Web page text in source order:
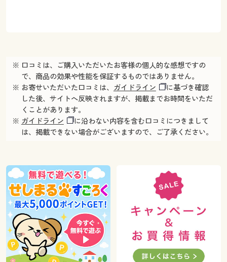
※ 口コミは、ご購入いただいたお客様の個人的な感想ですの
で、商品の効果や性能を保証するものではありません。
※ お寄せいただいた口コミは、 ガイドライン
に基づき確認
した後、サイトへ反映されますが、掲載までお時間をいただ
くことがあります。
※ ガイドライン
に沿わない内容を含む口コミにつきまして
は、掲載できない場合がございますので、ご了承ください。